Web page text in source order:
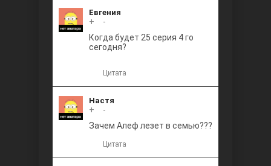
Евгения
+
-
Когда будет 25 серия 4 го
сегодня?
Цитата
Настя
+
-
Зачем Алеф лезет в семью???
Цитата